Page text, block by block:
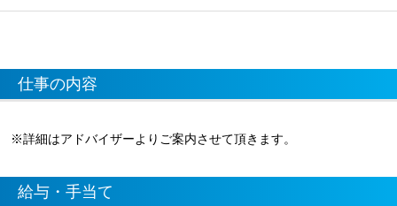
仕事の内容
※詳細はアドバイザーよりご案内させて頂きます。
給与・手当て